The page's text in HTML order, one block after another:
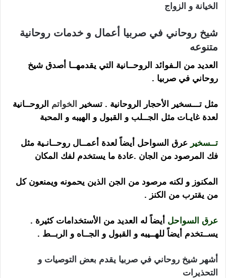
الخيانة و الزواج
شيخ روحاني في صربيا أعمال و خدمات روحانية
متنوعه
العديد من الـفوائد الروحــانية التي يقدمهــا أصدق شيخ
روحاني في صربيا .
مثل تـــسخير الأحجار الروحانية . تسخير الخواتم الروحــانية
لعدة غايـات مثل الجــلب و القبول و الهيبه و المحبة
تــسخير عرق السواحل أيضاً لعدة أعمــال روحــانـية مثل
فك المرصود من الجان .عادة ما يستخدم لفك المكان
المكنوز و لكنه مرصود من الجن الذين يحمونه ويمنعون كل
من يقترب من الكنز .
عرق السواحل أيضاً له العديد من الأستخدامات كثيرة .
يســتخدم أيضاً للهــيبه و القبول و الجــاه و الربــط .
أشهر شيخ روحاني في صربيا يقدم بعض التوصيات و
التحذيرات